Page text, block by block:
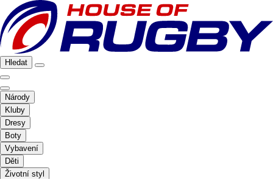
Hledat
Národy
Kluby
Dresy
Boty
Vybavení
Děti
Životní styl